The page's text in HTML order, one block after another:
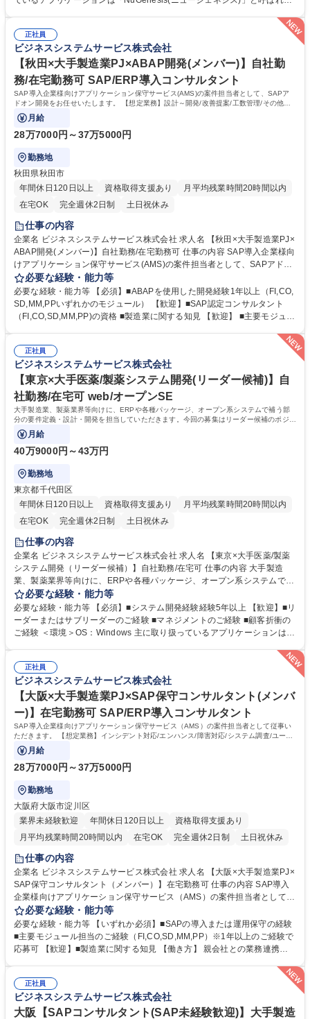
ベンダー問い合わせ ◆製品導入後の保守運用 ◆ERPのデータ連携 ◆製薬
業界品質管理業務支援 ◆支店やプロジェクトメンバーのマネジメント 募
集職種 【大手医薬/製薬/製造業向けシステム開発（リーダー候補）】プラ
イム上場G
め、Excelの関数等の知識は習得可能。 アドオン開発としてVB.netでのプ
ログラムもあり。 一部、ETLツール「Talend」の案件にてJavaでの開発
もあります。 学歴・資格 学歴：大学院 大学 高専 短大 専修学校 高校 語学
力： 資格：
正社員
ビジネスシステムサービス株式会社
【秋田×大手製造業PJ×ABAP開発(メンバー)】自社勤
務/在宅勤務可 SAP/ERP導入コンサルタント
SAP導入企業様向けアプリケーション保守サービス(AMS)の案件担当者として、SAPア
ドオン開発をお任せいたします。 【想定業務】設計～開発/改善提案/工数管理/その他案
件担当にかかる業務全般
月給
28万7000円～37万5000円
勤務地
秋田県秋田市
年間休日120日以上
資格取得支援あり
月平均残業時間20時間以内
在宅OK
完全週休2日制 土日祝休み
仕事の内容
企業名 ビジネスシステムサービス株式会社 求人名 【秋田×大手製造業PJ×
ABAP開発(メンバー)】自社勤務/在宅勤務可 仕事の内容 SAP導入企業様向
けアプリケーション保守サービス(AMS)の案件担当者として、SAPアドオ
ン開発をお任せいたします。 【想定業務】設計～開発/改善提案/工数管理/
その他案件担当にかかる業務全般 【キャリア】 案件のメンバーとして参
画し、上記業務に従事いただきます。 一通り弊社業務を理解いただいた際
には後輩指導やOJT、案件のサブリーダーなどを行っていただきたいと考
種 【秋田×大手製造業PJ×ABAP開発(メンバー)】自社勤務/在宅勤務可
必要な経験・能力等
必要な経験・能力等 【必須】■ABAPを使用した開発経験1年以上（FI,CO,
SD,MM,PPいずれかのモジュール） 【歓迎】■SAP認定コンサルタント
（FI,CO,SD,MM,PP)の資格 ■製造業に関する知見 【歓迎】 ■主要モジュー
資格 ■製造業に関する知見 【魅力】SAPの保守をメインとしている会社で
す。 お客様がシステムを使用していく中で、法改正対応や要望に応じて改
修や機能の追加開発を行います。 学歴・資格 学歴：大学院 大学 高専 短大
専修学校 高校 語学力： 資格：
正社員
ビジネスシステムサービス株式会社
【東京×大手医薬/製薬システム開発(リーダー候補)】自
社勤務/在宅可 web/オープンSE
大手製造業、製薬業界等向けに、ERPや各種パッケージ、オープン系システムで補う部
分の要件定義・設計・開発を担当していただきます。今回の募集はリーダー候補のポジシ
ョンとなり、2～3年後には案件リーダーや
月給
40万9000円～43万円
勤務地
東京都千代田区
年間休日120日以上
資格取得支援あり
月平均残業時間20時間以内
在宅OK
完全週休2日制 土日祝休み
仕事の内容
企業名 ビジネスシステムサービス株式会社 求人名 【東京×大手医薬/製薬
システム開発（リーダー候補）】自社勤務/在宅可 仕事の内容 大手製造
業、製薬業界等向けに、ERPや各種パッケージ、オープン系システムで補
う部分の要件定義・設計・開発を担当していただきます。今回の募集はリ
ーダー候補のポジションとなり、2～3年後には案件リーダーや マネジメ
ントを担っていただきたいと考えています。 【具体的な業務内容（一部抜
粋）】 ◆Nugenesis導入を中心とした製薬業界に関わるシステムの要件定
ベンダー問い合わせ ◆製品導入後の保守運用 ◆ERPのデータ連携 ◆製薬
業界品質管理業務支援 ◆支店やプロジェクトメンバーのマネジメント 募
集職種 【東京×大手医薬/製薬システム開発（リーダー候補）】自社勤務/
在宅可
必要な経験・能力等
必要な経験・能力等 【必須】■システム開発経験経験5年以上 【歓迎】■リ
ーダーまたはサブリーダーのご経験 ■マネジメントのご経験 ■顧客折衝の
ご経験 ＜環境＞OS：Windows 主に取り扱っているアプリケーションは
esisではExcelでのテンプレート作成を行うため、Excelの関数等の知識は
習得可能。 アドオン開発としてVB.netでのプログラムもあり。 一部、ET
Lツール「Talend」の案件にてJavaでの開発もあります。 学歴・資格 学
歴：大学院 大学 高専 短大 専修学校 高校 語学力： 資格：
正社員
ビジネスシステムサービス株式会社
【大阪×大手製造業PJ×SAP保守コンサルタント(メンバ
ー)】在宅勤務可 SAP/ERP導入コンサルタント
SAP導入企業様向けアプリケーション保守サービス（AMS）の案件担当者として従事い
ただきます。 【想定業務】インシデント対応/エンハンス/障害対応/システム調査/ユーザ
教育/改善提案
月給
28万7000円～37万5000円
勤務地
大阪府大阪市淀川区
業界未経験歓迎
年間休日120日以上
資格取得支援あり
月平均残業時間20時間以内
在宅OK 完全週休2日制 土日祝休み
仕事の内容
企業名 ビジネスシステムサービス株式会社 求人名 【大阪×大手製造業PJ×
SAP保守コンサルタント（メンバー）】在宅勤務可 仕事の内容 SAP導入
企業様向けアプリケーション保守サービス（AMS）の案件担当者として従
事いただきます。 【想定業務】インシデント対応/エンハンス/障害対応/シ
ステム調査/ユーザ教育/改善提案 【キャリア】 案件のメンバーとして参画
し、上記業務に従事いただきます。 一通り弊社業務を理解いただいた際に
は後輩指導やOJT、案件のサブリーダーなどを行っていただきたいと考え
【大阪×大手製造業PJ×SAP保守コンサルタント（メンバー）】在宅勤務
可
必要な経験・能力等
必要な経験・能力等 【いずれか必須】■SAPの導入または運用保守の経験
■主要モジュール担当のご経験（FI,CO,SD,MM,PP）※1年以上のご経験で
応募可 【歓迎】■製造業に関する知見 【働き方】 親会社との業務連携も
が多く、中小規模ながら大手企業の案件に上流から参画できる環境です。
また当社側で案件管理を担っているため働きやすい環境を整備していま
す。 学歴・資格 学歴：大学院 大学 高専 短大 専修学校 高校 語学力： 資
格：
正社員
ビジネスシステムサービス株式会社
大阪【SAPコンサルタント(SAP未経験歓迎)】大手製造